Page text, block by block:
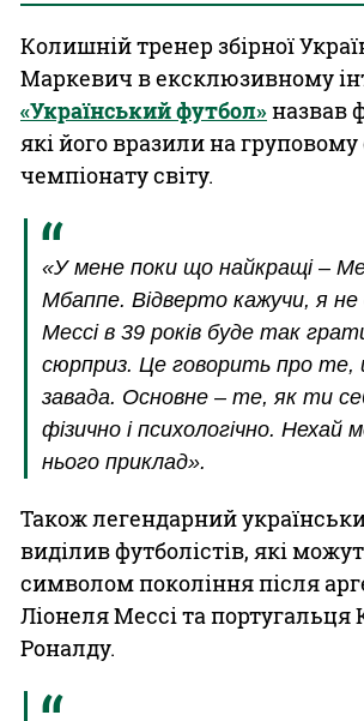
Колишній тренер збірної
Маркевич в ексклюзивному
«Український футбол»назвав
які його вразили на груповому
чемпіонату світу.
«У мене поки що найкращі –
Мбаппе. Відверто кажучи, я не
Мессі в 39 років буде так
сюрприз. Це говорить про те,
завада. Основне – те, як ти
фізично і психологічно. Нехай
нього приклад».
Також легендарний
виділив футболістів, які
символом покоління після
Ліонеля Мессі та португальця
Роналду.